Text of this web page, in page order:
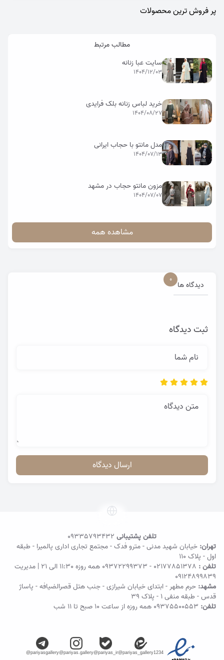
پر فروش ترین محصولات
مطالب مرتبط
سایت عبا زنانه
1404/12/03
خرید لباس زنانه بلک فرایدی
1404/08/27
مدل مانتو با حجاب ایرانی
1404/07/13
مزون مانتو حجاب در مشهد
1404/07/07
مشاهده همه
دیدگاه ها
0
ثبت دیدگاه
نام شما
متن دیدگاه
ارسال دیدگاه
تلفن پشتیبانی 09335793432
تهران: خیابان شهید مدنی - مترو فدک - مجتمع تجاری اداری پالمیرا - طبقه
اول - پلاک ۱۱۰
تلفن : 02177851378
-
09372299373 همه روزه 11:30 الی 21 | مدیریت
09124899839
مشهد: حرم مطهر - ابتدای خیابان شیرازی - جنب هتل قصرالضیافه - پاساژ
قدس - طبقه منفی ۱ - پلاک 39
تلفن: 09375500553 همه روزه از ساعت ۱۰ صبح تا ۱۱ شب
@pariyas_gallery1234
@pariyas_ir
@pariyas.gallery
@pariyasgallery